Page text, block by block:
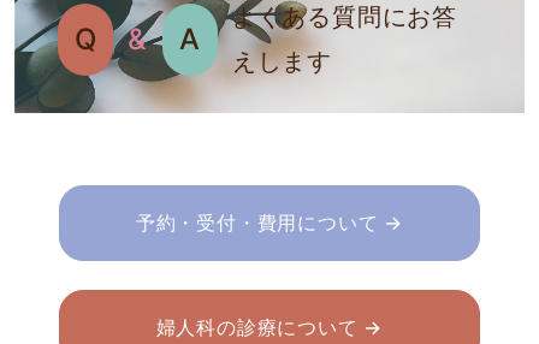
Q & A
よくある質問にお答
えします
予約・受付・費用について →
婦人科の診療について →